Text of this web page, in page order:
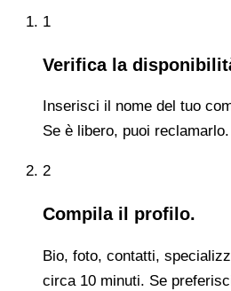
1
Verifica la
Inserisci il nome del tuo
Se è libero, puoi reclamarlo.
2
Compila il profilo.
Bio, foto, contatti,
circa 10 minuti. Se